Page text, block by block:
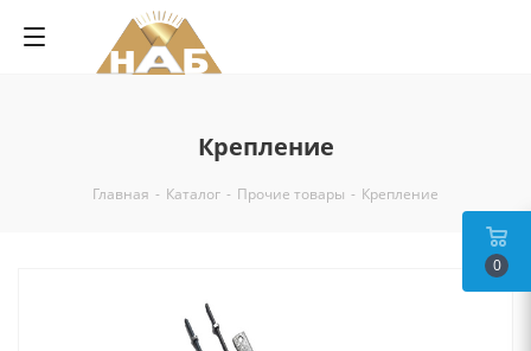
Крепление
Главная - Каталог - Прочие товары - Крепление
0